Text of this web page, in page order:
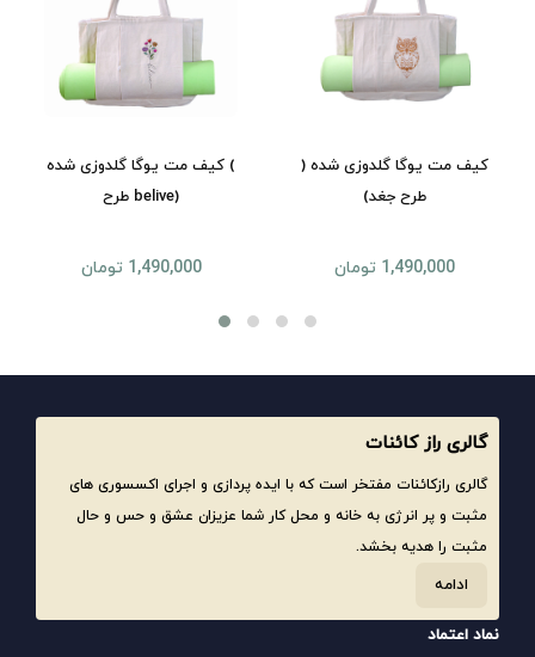
کیف مت یوگا گلدوزی شده (
طرح belive)
1,490,000 تومان
کیف مت یوگا گلدوزی شده (
طرح جغد)
1,490,000 تومان
گالری راز کائنات
گالری رازکائنات مفتخر است که با ایده پردازی و اجرای اکسسوری های
مثبت و پر انرژی به خانه و محل کار شما عزیزان عشق و حس و حال
مثبت را هدیه بخشد.
ادامه
نماد اعتماد